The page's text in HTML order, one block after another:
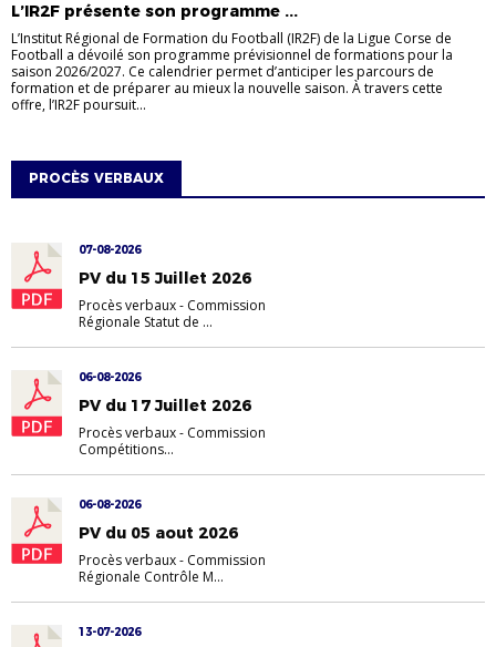
L’IR2F présente son programme ...
L’Institut Régional de Formation du Football (IR2F) de la Ligue Corse de
Football a dévoilé son programme prévisionnel de formations pour la
saison 2026/2027. Ce calendrier permet d’anticiper les parcours de
formation et de préparer au mieux la nouvelle saison. À travers cette
offre, l’IR2F poursuit...
PROCÈS VERBAUX
07-08-2026
PV du 15 Juillet 2026
Procès verbaux- Commission
Régionale Statut de ...
06-08-2026
PV du 17 Juillet 2026
Procès verbaux- Commission
Compétitions...
06-08-2026
PV du 05 aout 2026
Procès verbaux- Commission
Régionale Contrôle M...
13-07-2026